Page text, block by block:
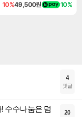
10%49,500원 10%
4
댓글
수수나눔은 덤 20